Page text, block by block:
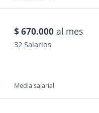
$ 670.000 al mes
32 Salarios
Media salarial